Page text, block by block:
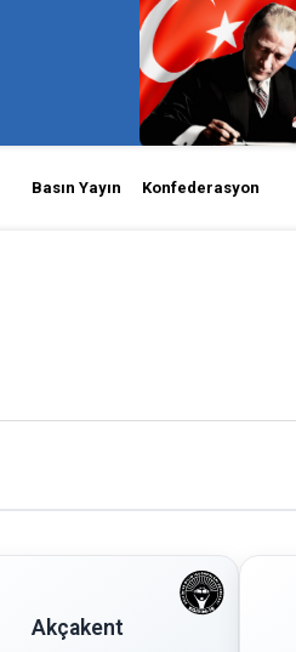
Basın Yayın Konfederasyon
Akçakent